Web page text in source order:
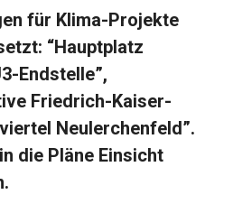
für Klima-Projekte
“Hauptplatz
Endstelle”,
Friedrich-Kaiser-
Neulerchenfeld”.
die Pläne Einsicht